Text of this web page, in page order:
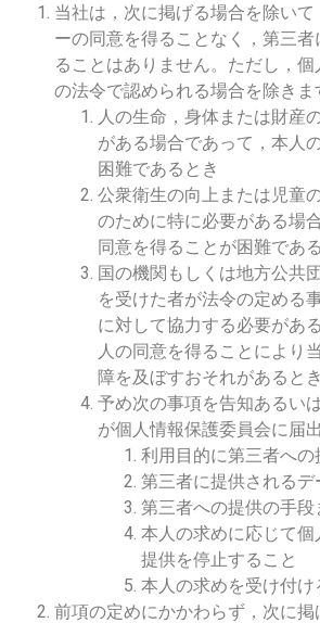
当社は，次に掲げる場合を除い
ーの同意を得ることなく，第三
ることはありません。ただし，
の法令で認められる場合を除きま
人の生命，身体または財産
がある場合であって，本人
困難であるとき
公衆衛生の向上または児童
のために特に必要がある場
同意を得ることが困難であ
国の機関もしくは地方公共
を受けた者が法令の定める
に対して協力する必要があ
人の同意を得ることにより
障を及ぼすおそれがあるとき
予め次の事項を告知あるい
が個人情報保護委員会に届
利用目的に第三者への
第三者に提供されるデ
第三者への提供の手段
本人の求めに応じて
提供を停止すること
本人の求めを受け付け
前項の定めにかかわらず，次に